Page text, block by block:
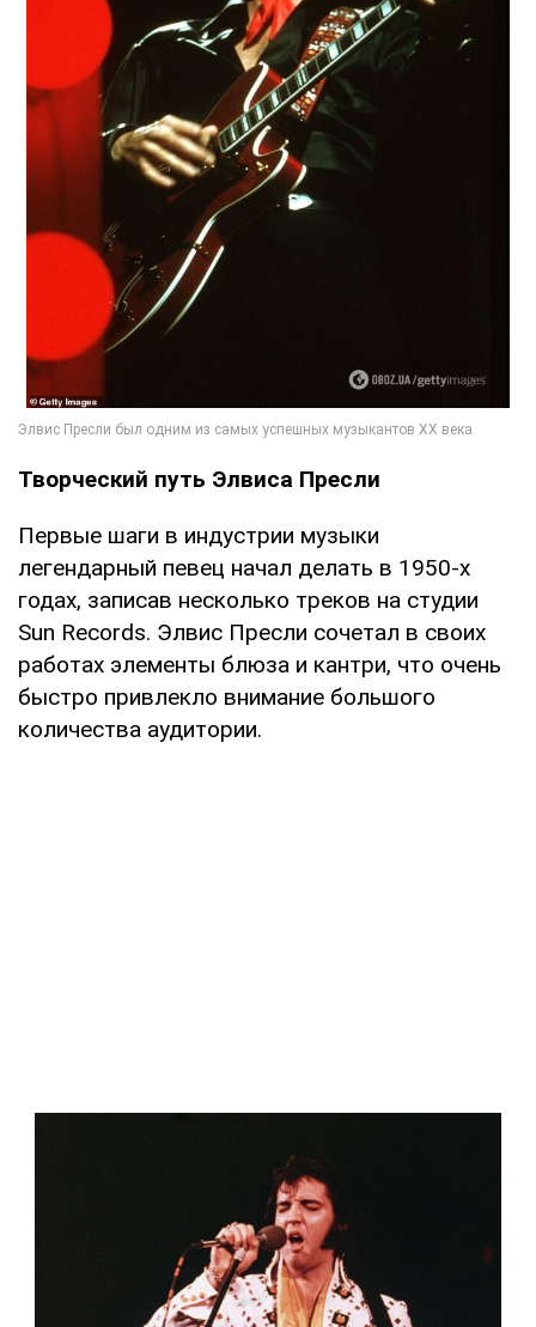
Творческий путь Элвиса Пресли
Первые шаги в индустрии музыки
легендарный певец начал делать в 1950-х
годах, записав несколько треков на студии
Sun Records. Элвис Пресли сочетал в своих
работах элементы блюза и кантри, что очень
быстро привлекло внимание большого
количества аудитории.